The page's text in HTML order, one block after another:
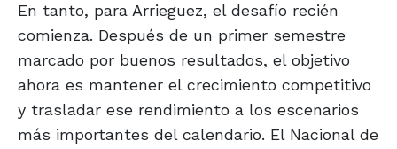
En tanto, para Arrieguez, el desafío recién
comienza. Después de un primer semestre
marcado por buenos resultados, el objetivo
ahora es mantener el crecimiento competitivo
y trasladar ese rendimiento a los escenarios
más importantes del calendario. El Nacional de